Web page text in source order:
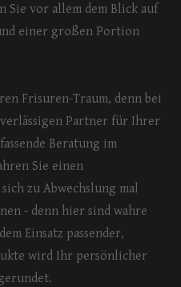
Sie vor allem dem Blick auf
einer großen Portion
Frisuren-Traum, denn bei
Partner für Ihrer
Beratung im
Sie einen
zu Abwechslung mal
- denn hier sind wahre
Einsatz passender,
wird Ihr persönlicher